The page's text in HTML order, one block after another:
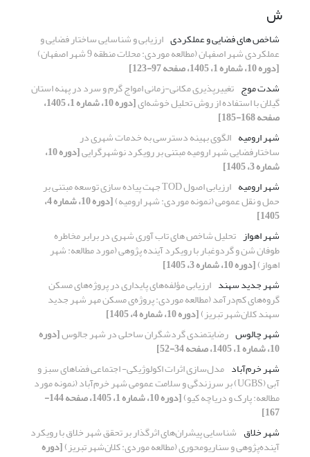
ش
شاخص های فضایی و عملکردی ارزیابی و شناسایی ساختار فضایی و
عملکردی شهر اصفهان (مطالعه موردی: محلات منطقه 9 شهر اصفهان)
[دوره 10، شماره 1، 1405، صفحه 97-123]
شدت موج تغییرپذیری مکانی-زمانی امواج گرم و سرد در پهنه استان
گیلان با استفاده از روش تحلیل خوشه‌ای [دوره 10، شماره 1، 1405،
صفحه 168-185]
شهر ارومیه الگوی بهینه دسترسی به خدمات شهری در
ساختارفضایی شهر ارومیه مبتنی بر رویکرد نوشهرگرایی [دوره 10،
شماره 3، 1405]
شهر ارومیه
ارزیابی اصول TOD جهت پیاده سازی توسعه مبتنی بر
حمل و نقل عمومی (نمونه موردی: شهر ارومیه) [دوره 10، شماره 4،
1405]
شهر اهواز تحلیل شاخص های تاب آوری شهری در برابر مخاطره
طوفان شن و گردوغبار با رویکرد آینده پژوهی (مورد مطالعه: شهر
اهواز)[دوره 10، شماره 3، 1405]
شهر جدید سهند ارزیابی مؤلفه‌های پایداری در پروژه‌های مسکن
گروه‌های کم‌درآمد (مطالعه موردی: پروژه‌ی مسکن مهر شهر جدید
سهند کلان‌شهر تبریز)[دوره 10، شماره 4، 1405]
شهر چالوس رضایتمندی گردشگران ساحلی در شهر جالوس[دوره
10، شماره 1، 1405، صفحه 34-52]
شهر خرم‌آباد مدل‌سازی اثرات اکولوژیکی- اجتماعی فضاهای سبز و
آبی (UGBS) بر سرزندگی و سلامت عمومی شهر خرم‌آباد (نمونه مورد
مطالعه: پارک و دریاچه کیو) [دوره 10، شماره 1، 1405، صفحه 144-
167]
شهر خلاق شناسایی پیشران‌های اثرگذار بر تحقق شهر خلاق با رویکرد
آینده‌پژوهی و سناریومحوری (مطالعه موردی: کلان‌شهر تبریز)[دوره